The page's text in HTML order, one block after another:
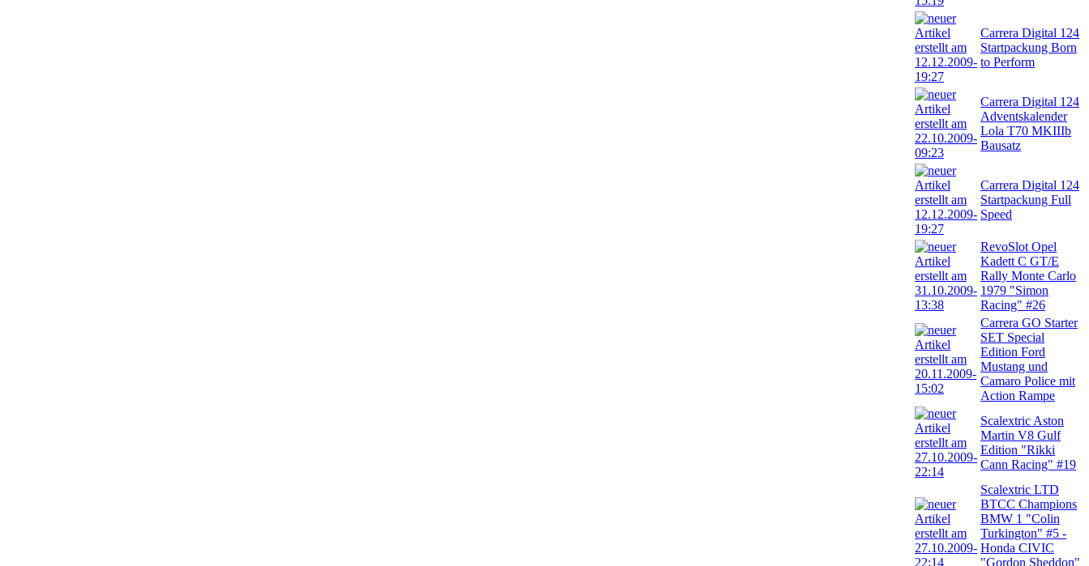
Carrera Digital 124
Startpackung Born
to Perform
Carrera Digital 124
Adventskalender
Lola T70 MKIIIb
Bausatz
Carrera Digital 124
Startpackung Full
Speed
RevoSlot Opel
Kadett C GT/E
Rally Monte Carlo
1979 "Simon
Racing" #26
Carrera GO Starter
SET Special
Edition Ford
Mustang und
Camaro Police mit
Action Rampe
Scalextric Aston
Martin V8 Gulf
Edition "Rikki
Cann Racing" #19
Scalextric LTD
BTCC Champions
BMW 1 "Colin
Turkington" #5 -
Honda CIVIC
"Gordon Sheddon"